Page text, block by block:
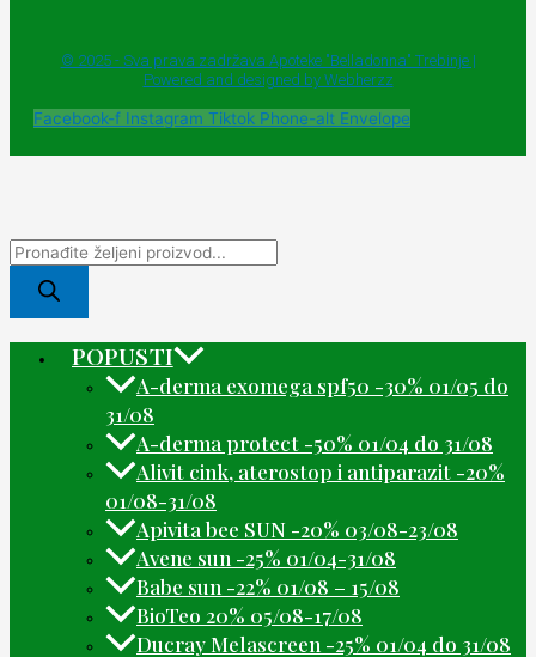
© 2025 - Sva prava zadržava Apoteke "Belladonna" Trebinje |
Powered and designed by Webherzz
Facebook-f Instagram Tiktok Phone-alt Envelope
POPUSTI
A-derma exomega spf50 -30% 01/05 do
31/08
A-derma protect -50% 01/04 do 31/08
Alivit cink, aterostop i antiparazit -20%
01/08-31/08
Apivita bee SUN -20% 03/08-23/08
Avene sun -25% 01/04-31/08
Babe sun -22% 01/08 – 15/08
BioTeo 20% 05/08-17/08
Ducray Melascreen -25% 01/04 do 31/08